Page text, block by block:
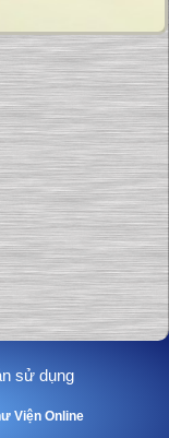
sử dụng
Viện Online